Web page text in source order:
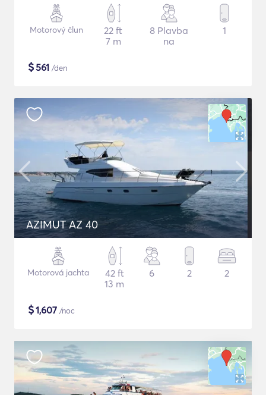
Motorový člun
22 ft
7 m
8 Plavba
na
1
$561 /den
AZIMUT AZ 40
Motorová jachta
42 ft
13 m
6 2 2
$1,607 /noc